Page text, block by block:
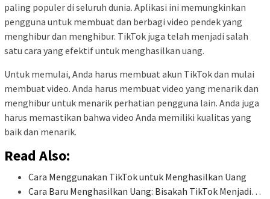
paling populer di seluruh dunia. Aplikasi ini memungkinkan
pengguna untuk membuat dan berbagi video pendek yang
menghibur dan menghibur. TikTok juga telah menjadi salah
satu cara yang efektif untuk menghasilkan uang.
Untuk memulai, Anda harus membuat akun TikTok dan mulai
membuat video. Anda harus membuat video yang menarik dan
menghibur untuk menarik perhatian pengguna lain. Anda juga
harus memastikan bahwa video Anda memiliki kualitas yang
baik dan menarik.
Read Also:
Cara Menggunakan TikTok untuk Menghasilkan Uang
Cara Baru Menghasilkan Uang: Bisakah TikTok Menjadi…